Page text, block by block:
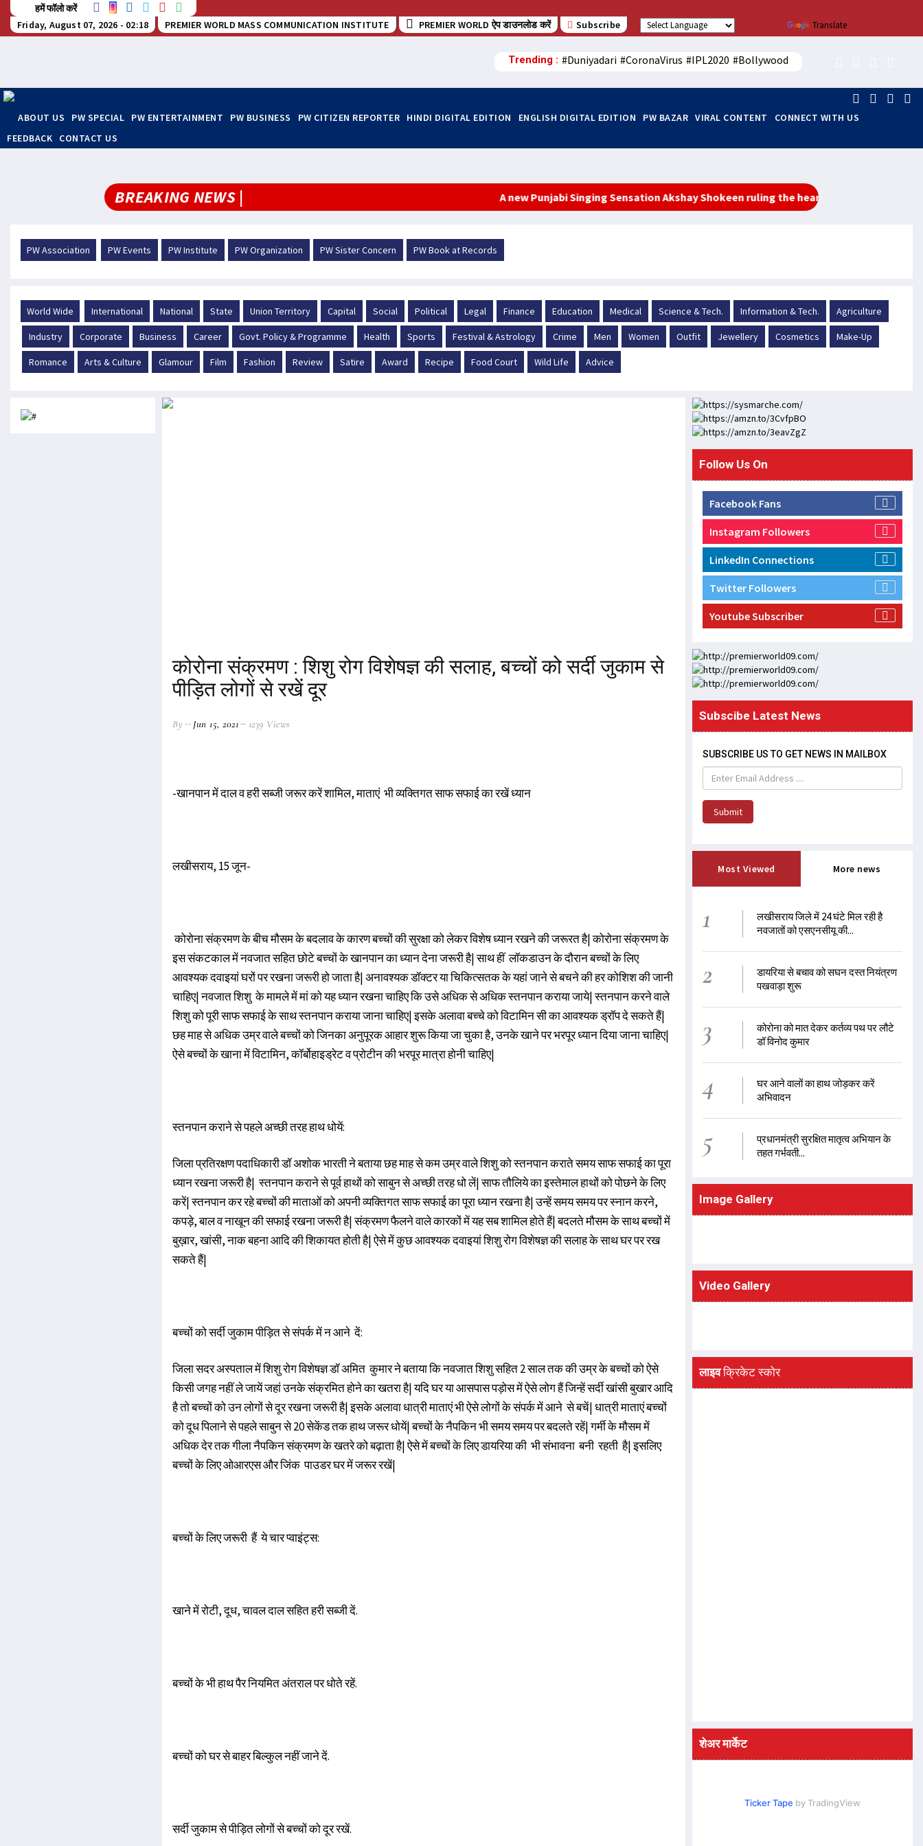
हमें फॉलो करें
Friday, August 07, 2026 - 02:18
PREMIER WORLD MASS COMMUNICATION INSTITUTE PREMIER WORLD ऐप डाउनलोड करें Subscribe Translate
Trending : #Duniyadari #CoronaVirus #IPL2020 #Bollywood
ABOUT US PW SPECIAL PW ENTERTAINMENT PW BUSINESS PW CITIZEN REPORTER HINDI DIGITAL EDITION ENGLISH DIGITAL EDITION PW BAZAR VIRAL CONTENT
CONNECT WITH US
FEEDBACK
CONTACT US
BREAKING NEWS | A new Punjabi Singing Sensation Akshay Shokeen ruling the hearts of youth
PW Association PW Events PW Institute PW Organization PW Sister Concern PW Book at Records
World Wide International National State Union Territory Capital Social Political Legal Finance Education Medical Science & Tech. Information & Tech. Agriculture
Industry Corporate Business Career Govt. Policy & Programme Health Sports Festival & Astrology Crime Men Women Outfit Jewellery Cosmetics Make-Up
Romance Arts & Culture Glamour Film Fashion Review Satire Award Recipe Food Court Wild Life Advice
कोरोना संक्रमण : शिशु रोग विशेषज्ञ की सलाह, बच्चों को सर्दी जुकाम से
पीड़ित लोगों से रखें दूर
By Jun 15, 2021 1239 Views
-खानपान में दाल व हरी सब्जी जरूर करें शामिल, माताएं भी व्यक्तिगत साफ सफाई का रखें ध्यान
लखीसराय, 15 जून-
कोरोना संक्रमण के बीच मौसम के बदलाव के कारण बच्चों की सुरक्षा को लेकर विशेष ध्यान रखने की जरूरत है| कोरोना संक्रमण के
इस संकटकाल में नवजात सहित छोटे बच्चों के खानपान का ध्यान देना जरूरी है| साथ हीं लॉकडाउन के दौरान बच्चों के लिए
आवश्यक दवाइयां घरों पर रखना जरूरी हो जाता है| अनावश्यक डॉक्टर या चिकित्सतक के यहां जाने से बचने की हर कोशिश की जानी
चाहिए| नवजात शिशु के मामले में मां को यह ध्यान रखना चाहिए कि उसे अधिक से अधिक स्तनपान कराया जाये| स्तनपान करने वाले
शिशु को पूरी साफ सफाई के साथ स्तनपान कराया जाना चाहिए| इसके अलावा बच्चे को विटामिन सी का आवश्यक ड्रॉप दे सकते हैं|
छह माह से अधिक उम्र वाले बच्चों को जिनका अनुपूरक आहार शुरू किया जा चुका है, उनके खाने पर भरपूर ध्यान दिया जाना चाहिए|
ऐसे बच्चों के खाना में विटामिन, कॉर्बोहाइड्रेट व प्रोटीन की भरपूर मात्रा होनी चाहिए|
स्तनपान कराने से पहले अच्छी तरह हाथ धोयें:
जिला प्रतिरक्षण पदाधिकारी डॉ अशोक भारती ने बताया छह माह से कम उम्र वाले शिशु को स्तनपान कराते समय साफ सफाई का पूरा
ध्यान रखना जरूरी है| स्तनपान कराने से पूर्व हाथों को साबुन से अच्छी तरह धो लें| साफ तौलिये का इस्तेमाल हाथों को पोछने के लिए
करें| स्तनपान कर रहे बच्चों की माताओं को अपनी व्यक्तिगत साफ सफाई का पूरा ध्यान रखना है| उन्हें समय समय पर स्नान करने,
कपड़े, बाल व नाखून की सफाई रखना जरूरी है| संक्रमण फैलने वाले कारकों में यह सब शामिल होते हैं| बदलते मौसम के साथ बच्चों में
बुख़ार, खांसी, नाक बहना आदि की शिकायत होती है| ऐसे में कुछ आवश्यक दवाइयां शिशु रोग विशेषज्ञ की सलाह के साथ घर पर रख
सकते हैं|
बच्चों को सर्दी जुकाम पीड़ित से संपर्क में न आने दें:
​जिला सदर अस्पताल में शिशु रोग विशेषज्ञ डॉ अमित कुमार ने बताया कि नवजात शिशु सहित 2 साल तक की उम्र के बच्चों को ऐसे
किसी जगह नहीं ले जायें जहां उनके संक्रमित होने का खतरा है| यदि घर या आसपास पड़ोस में ऐसे लोग हैं जिन्हें सर्दी खांसी बुखार आदि
है तो बच्चों को उन लोगों से दूर रखना जरूरी है| इसके अलावा धात्री माताएं भी ऐसे लोगों के संपर्क में आने से बचें| धात्री माताएं बच्चों
को दूध पिलाने से पहले साबुन से 20 सेकेंड तक हाथ जरूर धोयें| बच्चों के नैपकिन भी समय समय पर बदलते रहें| गर्मी के मौसम में
अधिक देर तक गीला नैपकिन संक्रमण के खतरे को बढ़ाता है| ऐसे में बच्चों के लिए डायरिया की भी संभावना बनी रहती है| इसलिए
बच्चों के लिए ओआरएस और जिंक पाउडर घर में जरूर रखें|
बच्चों के लिए जरूरी हैं ये चार प्वाइंट्स:
खाने में रोटी, दूध, चावल दाल सहित हरी सब्जी दें.
बच्चों के भी हाथ पैर नियमित अंतराल पर धोते रहें.
बच्चों को घर से बाहर बिल्कुल नहीं जाने दें.
सर्दी जुकाम से पीड़ित लोगों से बच्चों को दूर रखें.
Follow Us On
Facebook Fans
Instagram Followers
LinkedIn Connections
Twitter Followers
Youtube Subscriber
Subscibe Latest News
SUBSCRIBE US TO GET NEWS IN MAILBOX
Submit
Most Viewed More news
1
लखीसराय जिले में 24 घंटे मिल रही है
नवजातों को एसएनसीयू की...
2
डायरिया से बचाव को सघन दस्त नियंत्रण
पखवाड़ा शुरू
3
कोरोना को मात देकर कर्तव्य पथ पर लौटे
डॉ विनोद कुमार
4
घर आने वालों का हाथ जोड़कर करें
अभिवादन
5
प्रधानमंत्री सुरक्षित मातृत्व अभियान के
तहत गर्भवती...
Image Gallery
Video Gallery
लाइवक्रिकेट स्कोर
शेअर मार्केट
Ticker Tape by TradingView